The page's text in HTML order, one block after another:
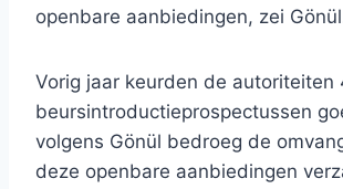
openbare aanbiedingen, zei
Vorig jaar keurden de autoriteiten
beursintroductieprospectussen
volgens Gönül bedroeg de
deze openbare aanbiedingen